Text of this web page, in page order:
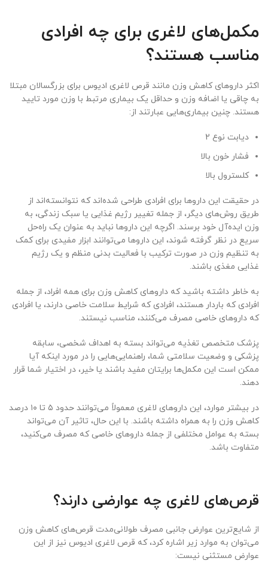
مکمل‌های لاغری برای چه افرادی
مناسب هستند؟
اکثر داروهای کاهش وزن مانند قرص لاغری ادیوس برای بزرگسالان مبتلا
به چاقی یا اضافه وزن و حداقل یک بیماری مرتبط با وزن مورد تایید
هستند. چنین بیماری‌هایی عبارتند از:
دیابت نوع 2
فشار خون بالا
کلسترول بالا
در حقیقت این داروها برای افرادی طراحی شده‌اند که نتوانسته‌اند از
طریق روش‌های دیگر، از جمله تغییر رژیم غذایی یا سبک زندگی، به
وزن ایده‌آل خود برسند. اگرچه این داروها نباید به عنوان یک راه‌حل
سریع در نظر گرفته شوند، این داروها می‌توانند ابزار مفیدی برای کمک
به تنظیم وزن در صورت ترکیب با فعالیت بدنی منظم و یک رژیم
غذایی مغذی باشند.
به خاطر داشته باشید که داروهای کاهش وزن برای همه افراد، از جمله
افرادی که باردار هستند، افرادی که شرایط سلامت خاصی دارند، یا افرادی
که داروهای خاصی مصرف می‌کنند، مناسب نیستند.
پزشک متخصص تغذیه می‌تواند بسته به اهداف شخصی، سابقه
پزشکی و وضعیت سلامتی شما، راهنمایی‌هایی را در مورد اینکه آیا
ممکن است این مکمل‌ها برایتان مفید باشند یا خیر، در اختیار شما قرار
دهند.
در بیشتر موارد، این داروهای لاغری معمولاً می‌توانند حدود ۵ تا ۱۰ درصد
کاهش وزن را به همراه داشته باشند. با این حال، تاثیر آن می‌تواند
بسته به عوامل مختلفی از جمله داروهای خاصی که مصرف می‌کنید،
متفاوت باشد.
قرص‌های لاغری چه عوارضی دارند؟
از شایع‌ترین عوارض جانبی مصرف طولانی‌مدت قرص‌های کاهش وزن
می‌توان به موارد زیر اشاره کرد، که قرص لاغری ادیوس نیز از این
عوارض مستثنی نیست: